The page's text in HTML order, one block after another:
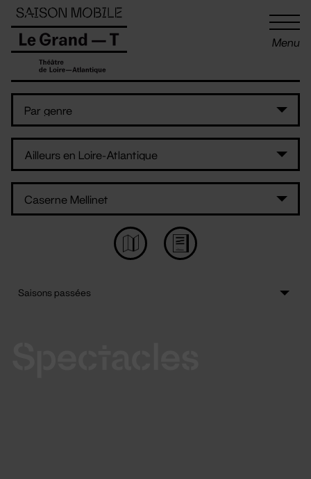
Menu
Panneau de gestion des cookies